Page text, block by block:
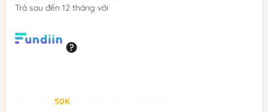
Trả sau đến 12 tháng với
50K